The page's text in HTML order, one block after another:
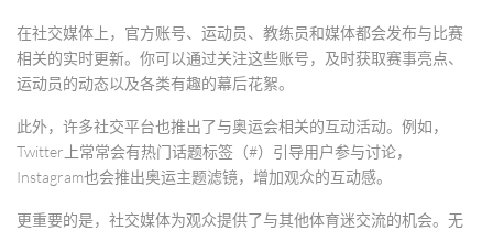
在社交媒体上，官方账号、运动员、教练员和媒体都会发布与比赛
相关的实时更新。你可以通过关注这些账号，及时获取赛事亮点、
运动员的动态以及各类有趣的幕后花絮。
此外，许多社交平台也推出了与奥运会相关的互动活动。例如，
Twitter上常常会有热门话题标签（#）引导用户参与讨论，
Instagram也会推出奥运主题滤镜，增加观众的互动感。
更重要的是，社交媒体为观众提供了与其他体育迷交流的机会。无